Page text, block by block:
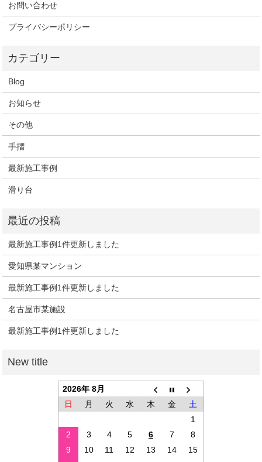
お問い合わせ
プライバシーポリシー
Blog
お知らせ
その他
手摺
最新施工事例
滑り台
最新施工事例1件更新しました
愛知県某マンション
最新施工事例1件更新しました
名古屋市某施設
最新施工事例1件更新しました
2026年 8月
日
月 火 水 木 金
土
1
2
3 4 5 6 7
8
9
10 11 12 13 14
15